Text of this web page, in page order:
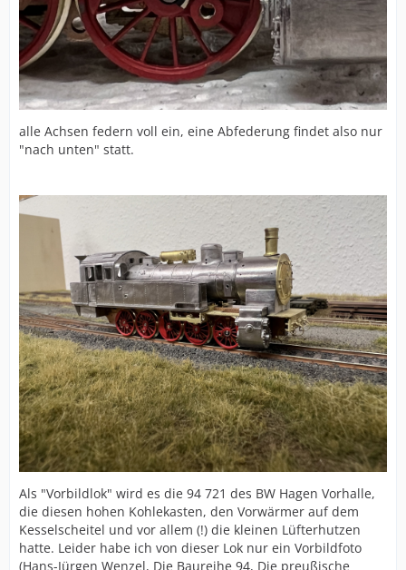
alle Achsen federn voll ein, eine Abfederung findet also nur
"nach unten" statt.
Als "Vorbildlok" wird es die 94 721 des BW Hagen Vorhalle,
die diesen hohen Kohlekasten, den Vorwärmer auf dem
Kesselscheitel und vor allem (!) die kleinen Lüfterhutzen
hatte. Leider habe ich von dieser Lok nur ein Vorbildfoto
(Hans-Jürgen Wenzel, Die Baureihe 94, Die preußische